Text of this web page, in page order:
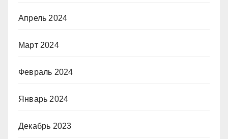
Апрель 2024
Март 2024
Февраль 2024
Январь 2024
Декабрь 2023